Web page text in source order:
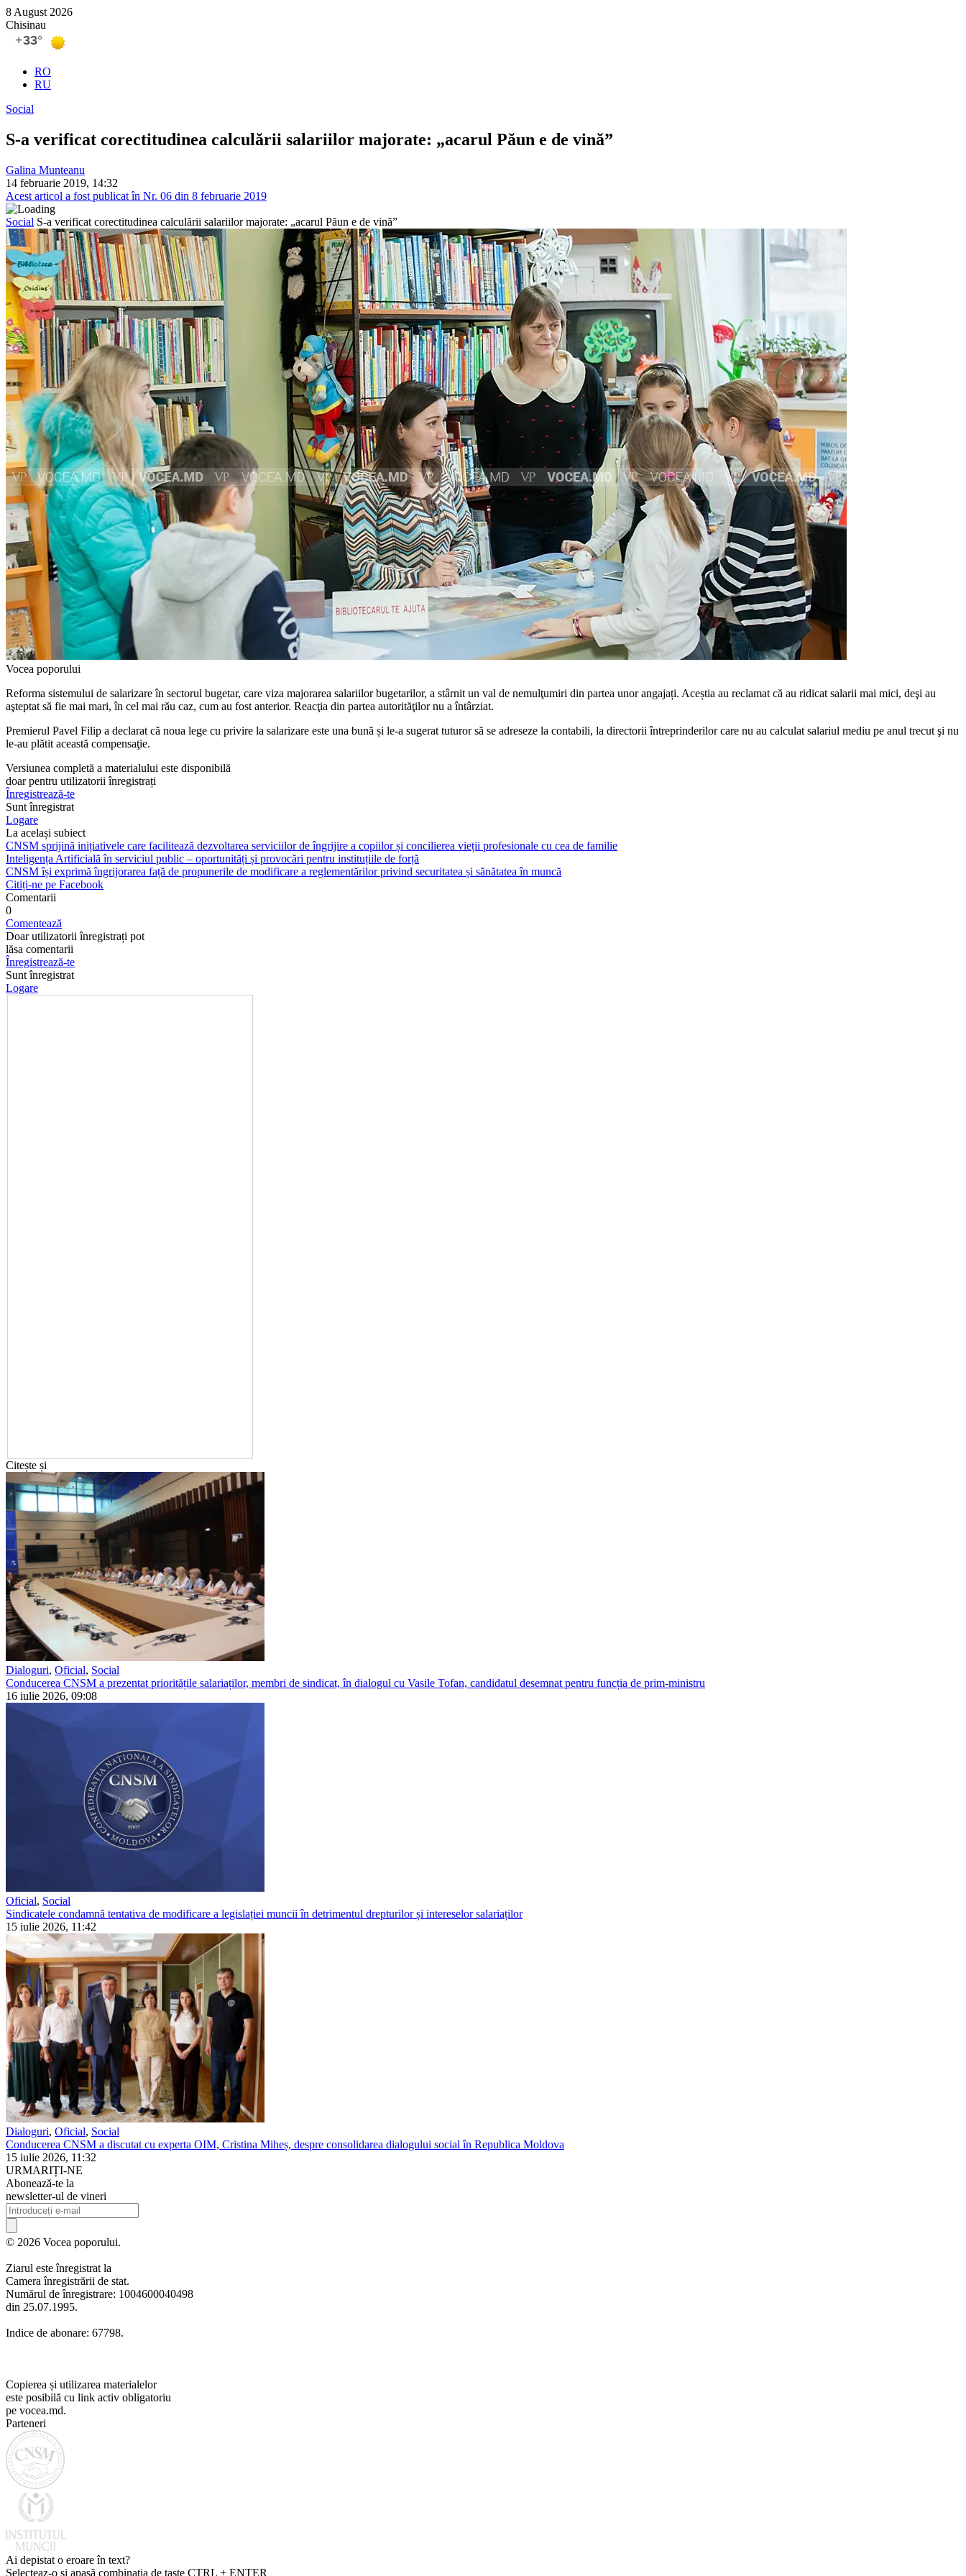
8 August 2026
Chisinau
RO
RU
Social
S-a verificat corectitudinea calculării salariilor majorate: „acarul Păun e de vină”
Galina Munteanu
14 februarie 2019, 14:32
Acest articol a fost publicat în Nr. 06 din 8 februarie 2019
Social S-a verificat corectitudinea calculării salariilor majorate: „acarul Păun e de vină”
Vocea poporului
Reforma sistemului de salari­zare în sectorul bugetar, care viza majorarea salariilor bu­getarilor, a stârnit un val de nemulţumiri din partea unor angajați. Aceștia au reclamat că au ridicat salarii mai mici, deşi au
aşteptat să fie mai mari, în cel mai rău caz, cum au fost anterior. Reacţia din partea au­torităţilor nu a întârziat.
Premierul Pavel Filip a declarat că noua lege cu privire la salarizare este una bună și le-a sugerat tutu­ror să se adreseze la contabili, la directorii întreprinderilor care nu au calculat salariul mediu pe anul trecut şi nu
le-au plătit această compensaţie.
Versiunea completă a materialului este disponibilă
doar pentru utilizatorii înregistrați
Înregistrează-te
Sunt înregistrat
Logare
La același subiect
CNSM sprijină inițiativele care facilitează dezvoltarea serviciilor de îngrijire a copiilor și concilierea vieții profesionale cu cea de familie
Inteligența Artificială în serviciul public – oportunități și provocări pentru instituțiile de forță
CNSM își exprimă îngrijorarea față de propunerile de modificare a reglementărilor privind securitatea și sănătatea în muncă
Citiți-ne pe Facebook
Comentarii
0
Comentează
Doar utilizatorii înregistrați pot
lăsa comentarii
Înregistrează-te
Sunt înregistrat
Logare
Citește și
Dialoguri, Oficial, Social
Conducerea CNSM a prezentat prioritățile salariaților, membri de sindicat, în dialogul cu Vasile Tofan, candidatul desemnat pentru funcția de prim-ministru
16 iulie 2026, 09:08
Oficial, Social
Sindicatele condamnă tentativa de modificare a legislației muncii în detrimentul drepturilor și intereselor salariaților
15 iulie 2026, 11:42
Dialoguri, Oficial, Social
Conducerea CNSM a discutat cu experta OIM, Cristina Miheș, despre consolidarea dialogului social în Republica Moldova
15 iulie 2026, 11:32
URMARIȚI-NE
Abonează-te la
newsletter-ul de vineri
© 2026 Vocea poporului.
Ziarul este înregistrat la
Camera înregistrării de stat.
Numărul de înregistrare: 1004600040498
din 25.07.1995.
Indice de abonare: 67798.
Copierea și utilizarea materialelor
este posibilă cu link activ obligatoriu
pe vocea.md.
Parteneri
Ai depistat o eroare în text?
Selecteaz-o și apasă combinația de taste CTRL + ENTER